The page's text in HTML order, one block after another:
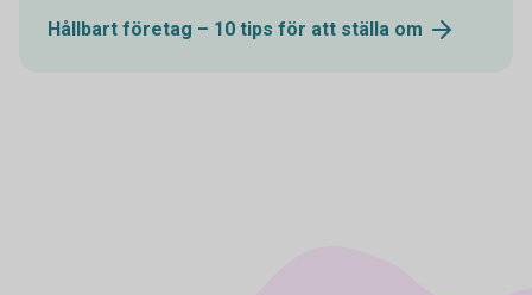
Hållbart företag – 10 tips för att ställa om